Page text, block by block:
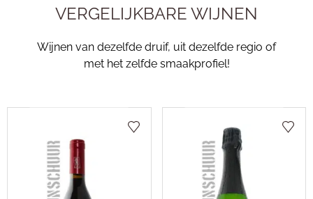
VERGELIJKBARE WIJNEN
Wijnen van dezelfde druif, uit dezelfde regio of
met het zelfde smaakprofiel!